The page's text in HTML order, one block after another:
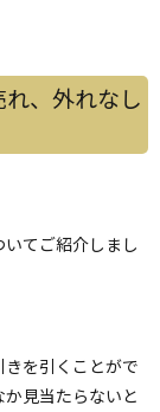
、外れなし
てご紹介しまし
を引くことがで
見当たらないと